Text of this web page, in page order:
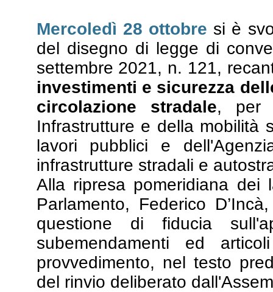
Mercoledì 28 ottobre si è
del disegno di legge di
settembre 2021, n. 121,
investimenti e sicurezza
circolazione stradale, per
Infrastrutture e della mobilità
lavori pubblici e
infrastrutture stradali e
Alla ripresa pomeridiana
Parlamento, Federico
questione di fiducia
subemendamenti ed
provvedimento, nel testo
del rinvio deliberato